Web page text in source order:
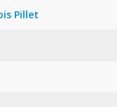
Pillet